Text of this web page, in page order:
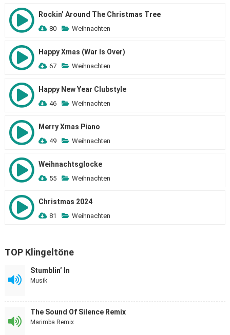
Rockin’ Around The Christmas Tree
80 Weihnachten
Happy Xmas (War Is Over)
67 Weihnachten
Happy New Year Clubstyle
46 Weihnachten
Merry Xmas Piano
49 Weihnachten
Weihnachtsglocke
55 Weihnachten
Christmas 2024
81 Weihnachten
TOP Klingeltöne
Stumblin’ In
Musik
The Sound Of Silence Remix
Marimba Remix